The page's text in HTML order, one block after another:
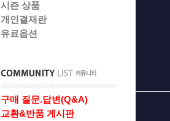
시즌 상품
개인결재란
유료옵션
구매 질문.답변(Q&A)
교환&반품 게시판